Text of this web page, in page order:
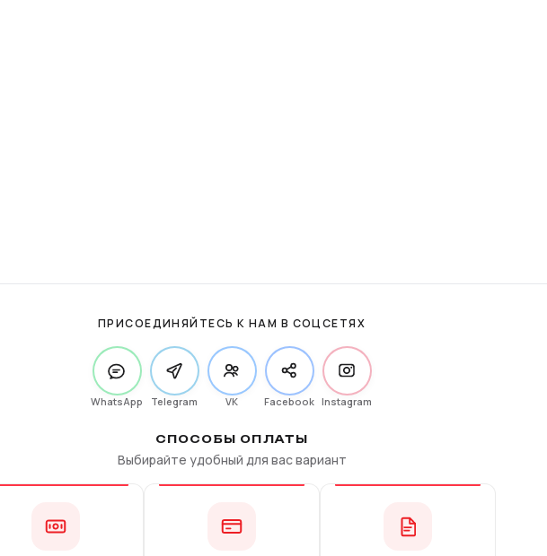
ПРИСОЕДИНЯЙТЕСЬ К НАМ В СОЦСЕТЯХ
WhatsAppTelegram VK FacebookInstagram
СПОСОБЫ ОПЛАТЫ
Выбирайте удобный для вас вариант